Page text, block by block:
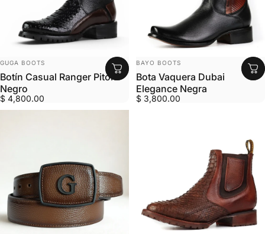
MARCA:
GUGA BOOTS
Botín Casual Ranger Pitón
Negro
$ 4,800.00
MARCA:
BAYO BOOTS
Bota Vaquera Dubai
Elegance Negra
$ 3,800.00